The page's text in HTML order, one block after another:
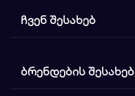
ᲩᲕᲔᲜ ᲨᲔᲡᲐᲮᲔᲑ
ᲑᲠᲔᲜᲓᲔᲑᲘᲡ ᲨᲔᲡᲐᲮᲔᲑ